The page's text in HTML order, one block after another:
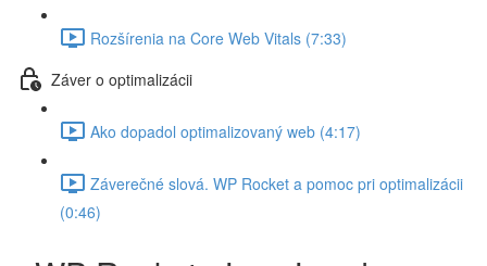
Rozšírenia na Core Web Vitals (7:33)
Záver o optimalizácii
Ako dopadol optimalizovaný web (4:17)
Záverečné slová. WP Rocket a pomoc pri optimalizácii
(0:46)